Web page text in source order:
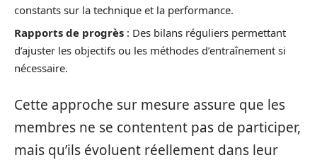
constants sur la technique et la performance.
Rapports de progrès : Des bilans réguliers permettant
d’ajuster les objectifs ou les méthodes d’entraînement si
nécessaire.
Cette approche sur mesure assure que les
membres ne se contentent pas de participer,
mais qu’ils évoluent réellement dans leur